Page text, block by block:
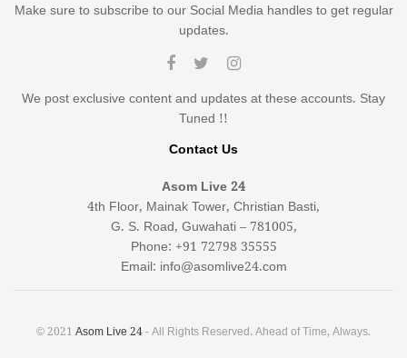
Make sure to subscribe to our Social Media handles to get regular
updates.
We post exclusive content and updates at these accounts. Stay
Tuned !!
Contact Us
Asom Live 24
4th Floor, Mainak Tower, Christian Basti,
G. S. Road, Guwahati – 781005,
Phone: +91 72798 35555
Email: info@asomlive24.com
© 2021 Asom Live 24- All Rights Reserved. Ahead of Time, Always.